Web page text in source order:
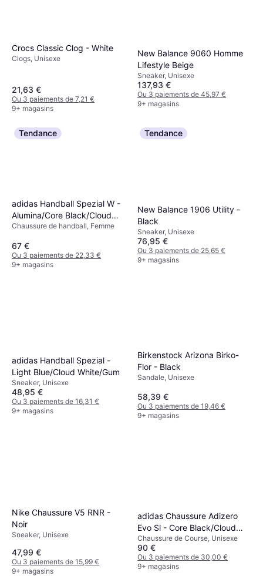
Crocs Classic Clog - White
Clogs, Unisexe
21,63 €
Ou 3 paiements de 7,21 €
9+ magasins
New Balance 9060 Homme
Lifestyle Beige
Sneaker, Unisexe
137,93 €
Ou 3 paiements de 45,97 €
9+ magasins
Tendance
adidas Handball Spezial W -
Alumina/Core Black/Cloud
White
Chaussure de handball, Femme
67 €
Ou 3 paiements de 22,33 €
9+ magasins
Tendance
New Balance 1906 Utility -
Black
Sneaker, Unisexe
76,95 €
Ou 3 paiements de 25,65 €
9+ magasins
adidas Handball Spezial -
Light Blue/Cloud White/Gum
Sneaker, Unisexe
48,95 €
Ou 3 paiements de 16,31 €
9+ magasins
Birkenstock Arizona Birko-
Flor - Black
Sandale, Unisexe
58,39 €
Ou 3 paiements de 19,46 €
9+ magasins
Nike Chaussure V5 RNR -
Noir
Sneaker, Unisexe
47,99 €
Ou 3 paiements de 15,99 €
9+ magasins
adidas Chaussure Adizero
Evo Sl - Core Black/Cloud
White
Chaussure de Course, Unisexe
90 €
Ou 3 paiements de 30,00 €
9+ magasins